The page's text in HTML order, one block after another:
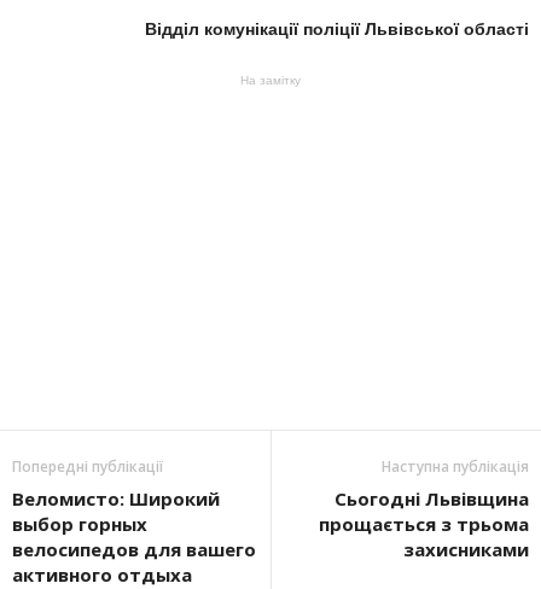
Відділ комунікації поліції Львівської області
На замітку
Попередні публікації
Веломисто: Широкий
выбор горных
велосипедов для вашего
активного отдыха
Наступна публікація
Сьогодні Львівщина
прощається з трьома
захисниками